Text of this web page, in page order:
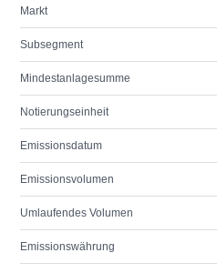
Markt
Subsegment
Mindestanlagesumme
Notierungseinheit
Emissionsdatum
Emissionsvolumen
Umlaufendes Volumen
Emissionswährung